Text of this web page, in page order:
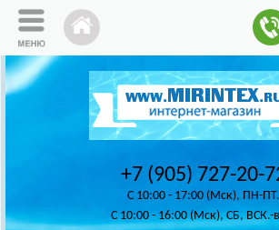
+7 (905) 727-20-
C 10:00 - 17:00 (Мск), ПН-ПТ.
C 10:00 - 16:00 (Мск), СБ, ВСК.-